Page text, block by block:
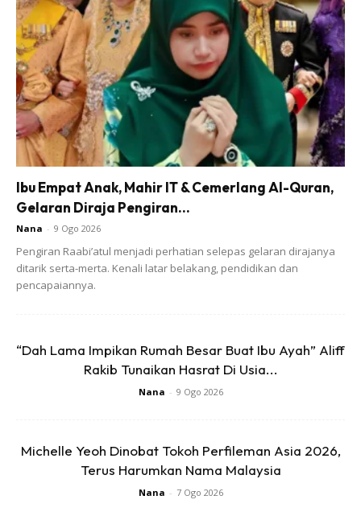
Hari Selasa
ekstrem. Jumlah masa senaman ialah 20 minit dan akan
membakar sebanyak 175 kcal kalori! Video pertama akan
fokus lebih kepada bahagian lengan, bahu dan dan seluruh
Ibu Empat Anak, Mahir IT & Cemerlang Al-Quran,
Gelaran Diraja Pengiran...
Nana - 9 Ogo 2026
Pengiran Raabi’atul menjadi perhatian selepas gelaran dirajanya
ditarik serta-merta. Kenali latar belakang, pendidikan dan
pencapaiannya.
“Dah Lama Impikan Rumah Besar Buat Ibu Ayah” Aliff
Rakib Tunaikan Hasrat Di Usia...
Nana - 9 Ogo 2026
Michelle Yeoh Dinobat Tokoh Perfileman Asia 2026,
Terus Harumkan Nama Malaysia
Nana - 7 Ogo 2026